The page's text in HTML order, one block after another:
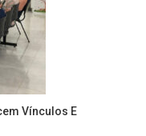
Vínculos E